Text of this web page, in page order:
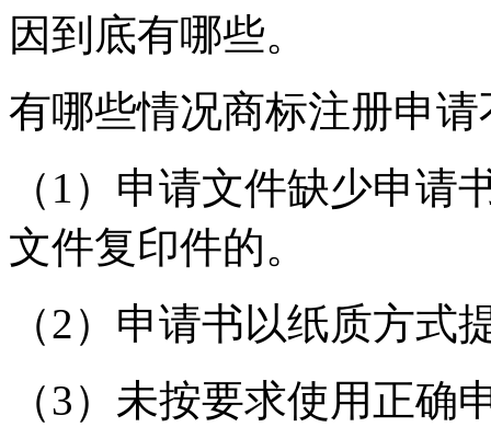
因到底有哪些。
有哪些情况商标注册申
（1）申请文件缺少申
文件复印件的。
（2）申请书以纸质方式
（3）未按要求使用正